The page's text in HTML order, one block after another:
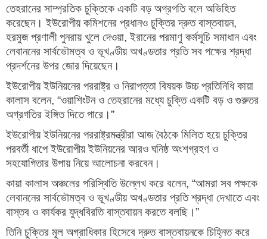
তেহরানের সাম্প্রতিক চুক্তিকে একটি বড় অগ্রগতি বলে অভিহিত
করেছেন। ইউরোপীয় কমিশনের প্রধানও চুক্তির দ্রুত বাস্তবায়ন,
হরমুজ প্রণালী পুনরায় খুলে দেওয়া, ইরানের পরমাণু কর্মসূচি সমাধান এবং
লেবাননের সার্বভৌমত্ব ও ভূখণ্ডীয় অখণ্ডতার প্রতি সব পক্ষের শ্রদ্ধা
প্রদর্শনের উপর জোর দিয়েছেন।
ইউরোপীয় ইউনিয়নের পররাষ্ট্র ও নিরাপত্তা বিষয়ক উচ্চ প্রতিনিধি কায়া
কালাস বলেন, “ওয়াশিংটন ও তেহরানের মধ্যে চুক্তি একটি বড় ও গুরুতর
অগ্রগতির ইঙ্গিত দিতে পারে।”
ইউরোপীয় ইউনিয়নের পররাষ্ট্রমন্ত্রীরা আজ বৈঠকে মিলিত হয়ে চুক্তির
পরবর্তী ধাপে ইউরোপীয় ইউনিয়নের আরও ঘনিষ্ঠ অংশগ্রহণ ও
সহযোগিতার উপায় নিয়ে আলোচনা করবেন।
কায়া কালাস অঞ্চলের পরিস্থিতি উল্লেখ করে বলেন, “আমরা সব পক্ষকে
লেবাননের সার্বভৌমত্ব ও ভূখণ্ডীয় অখণ্ডতার প্রতি শ্রদ্ধা দেখাতে এবং
বাস্তব ও কার্যকর যুদ্ধবিরতি বাস্তবায়ন করতে বলছি।”
তিনি চুক্তির মূল অগ্রাধিকার হিসেবে দ্রুত বাস্তবায়নকে চিহ্নিত করে